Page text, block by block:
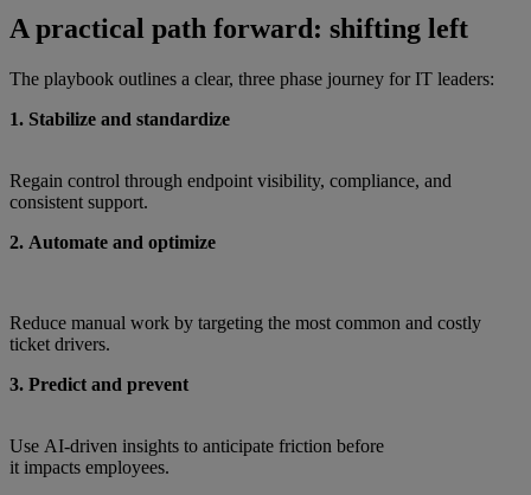
A practical path forward: shifting left
The playbook outlines a clear, three phase journey for IT leaders:
1. Stabilize and standardize
Regain control through endpoint visibility, compliance, and
consistent support.
2. Automate and optimize
Reduce manual work by targeting the most common and costly
ticket drivers.
3. Predict and prevent
Use AI‑driven insights to anticipate friction before
it impacts employees.